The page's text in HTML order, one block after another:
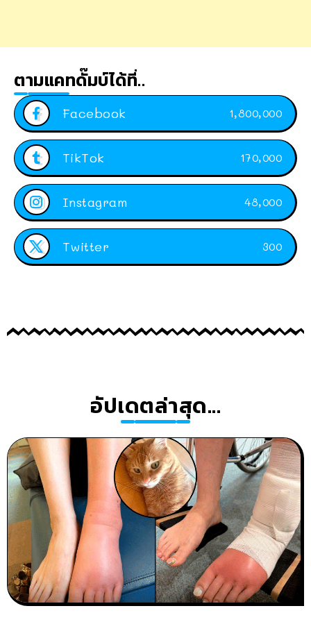
ตามแคทดั๊มบ์ได้ที่..
Facebook 1,800,000
TikTok 170,000
Instagram 48,000
Twitter 300
อัปเดตล่าสุด...